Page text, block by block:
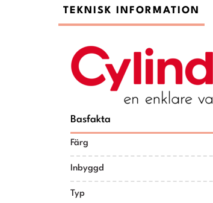
TEKNISK INFORMATION
Basfakta
Färg
Inbyggd
Typ